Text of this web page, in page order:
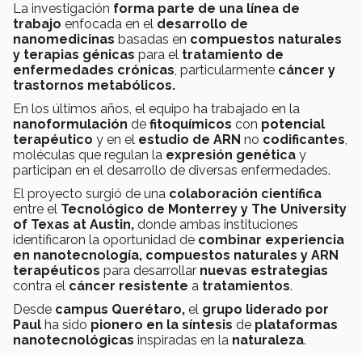
La investigación forma parte de una línea de
trabajo enfocada en el desarrollo de
nanomedicinas basadas en compuestos naturales
y terapias génicas para el tratamiento de
enfermedades crónicas, particularmente cáncer y
trastornos metabólicos.
En los últimos años, el equipo ha trabajado en la
nanoformulación de fitoquímicos con potencial
terapéutico y en el estudio de ARN no codificantes,
moléculas que regulan la expresión genética y
participan en el desarrollo de diversas enfermedades.
El proyecto surgió de una colaboración científica
entre el Tecnológico de Monterrey y The University
of Texas at Austin, donde ambas instituciones
identificaron la oportunidad de combinar experiencia
en nanotecnología, compuestos naturales y ARN
terapéuticos para desarrollar nuevas estrategias
contra el cáncer resistente a tratamientos.
Desde campus Querétaro, el grupo liderado por
Paul ha sido pionero en la síntesis de plataformas
nanotecnológicas inspiradas en la naturaleza.